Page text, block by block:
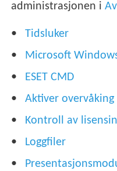
administrasjonen i
Tidsluker
Microsoft
ESET CMD
Aktiver
Kontroll av
Loggfiler